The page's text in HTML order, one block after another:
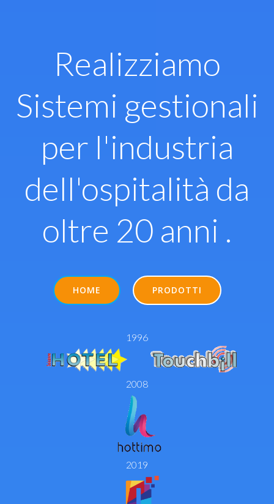
Realizziamo
Sistemi gestionali
per l'industria
dell'ospitalità da
oltre 20 anni .
HOME PRODOTTI
1996
2008
2019